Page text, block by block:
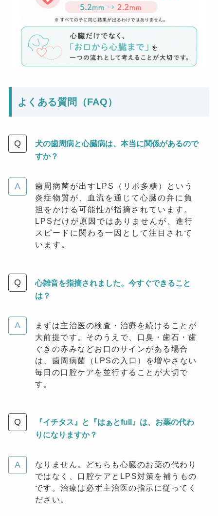
よくある質問（FAQ）
犬の歯周病と心臓病は、本当に関係があるので
すか？
歯周病菌が出すLPS（リポ多糖）という
炎症物質が、血流を通じて心臓の弁に負
担をかける可能性が指摘されています。
LPSだけが原因ではありませんが、進行
スピードに関わる一因として注目されて
います。
心雑音を指摘されました。今すぐできること
は？
まずは主治医の検査・治療を続けることが
大前提です。そのうえで、口臭・歯石・歯
ぐきの赤みなどお口のサインがある場合
は、歯周病菌（LPSの入口）を増やさない
毎日の口腔ケアを並行することが大切で
す。
『イチタス』と『はぁとfull』は、お薬の代わ
りになりますか？
なりません。どちらも心臓のお薬の代わり
ではなく、口腔ケアとLPS対策を補うもの
です。治療は必ず主治医の指示に従ってく
ださい。